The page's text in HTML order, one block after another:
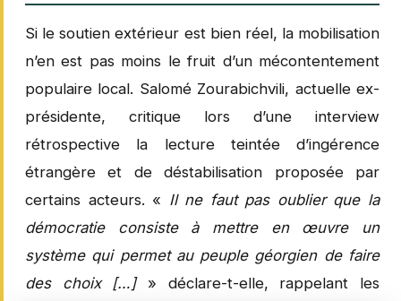
Si le soutien extérieur est bien réel, la mobilisation
n’en est pas moins le fruit d’un mécontentement
populaire local. Salomé Zourabichvili, actuelle ex-
présidente, critique lors d’une interview
rétrospective la lecture teintée d’ingérence
étrangère et de déstabilisation proposée par
certains acteurs. « Il ne faut pas oublier que la
démocratie consiste à mettre en œuvre un
système qui permet au peuple géorgien de faire
des choix […]» déclare-t-elle, rappelant les